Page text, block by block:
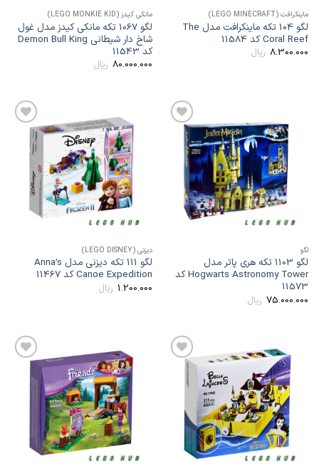
ماینکرافت (LEGO MINECRAFT)
لگو 104 تکه ماینکرافت مدل The
Coral Reef کد 11584
8.300.000 ریال
مانکی کیدز (LEGO MONKIE KID)
لگو 1067 تکه مانکی کیدز مدل غول
شاخ دار شیطانی Demon Bull King
کد 11543
80.000.000 ریال
افزودن
علاقه
مندی
ها
لگو 1103 تکه هری پاتر مدل
Hogwarts Astronomy Tower کد
11573
75.000.000 ریال
افزودن
به
علاقه
مندی
ها
دیزنی (LEGO DISNEY)
لگو 111 تکه دیزنی مدل Anna’s
Canoe Expedition کد 11467
1.200.000 ریال
افزودن
به
علاقه
مندی
ها
افزودن
به
علاقه
مندی